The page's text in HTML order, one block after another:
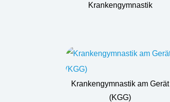
Krankengymnastik
Krankengymnastik am Gerät
(KGG)